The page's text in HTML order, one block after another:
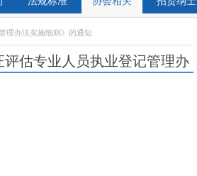
理办法实施细则》的通知
估专业人员执业登记管理办